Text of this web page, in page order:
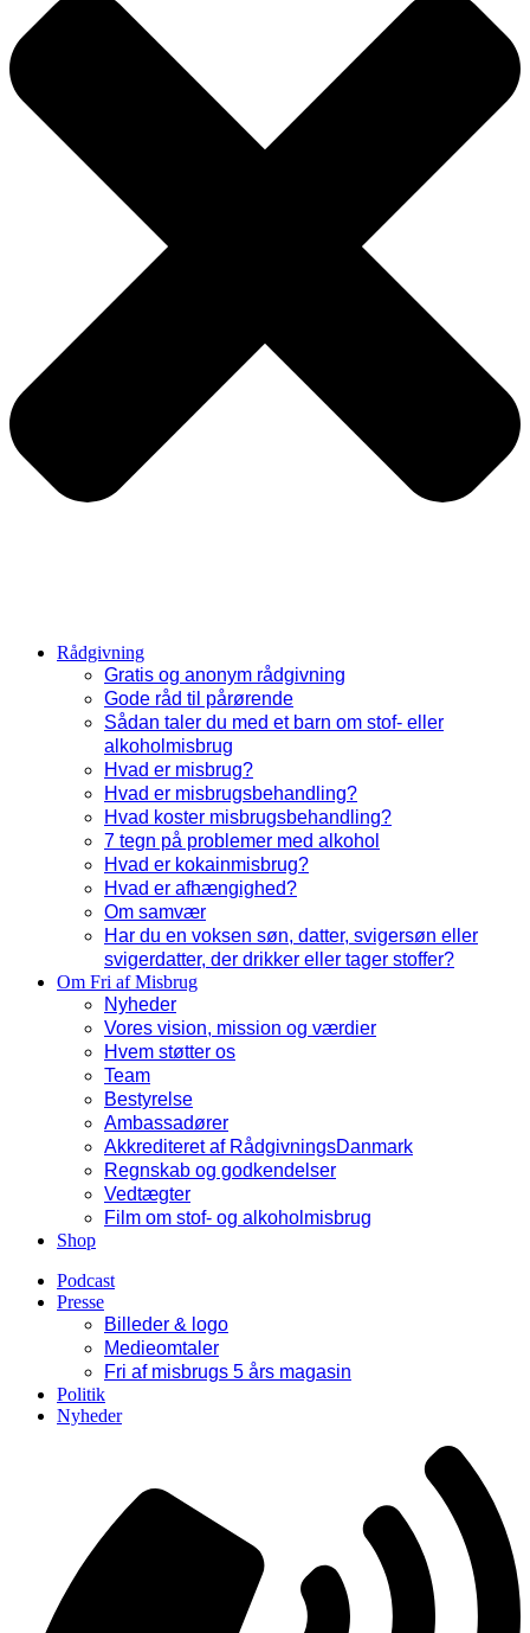
Rådgivning
Gratis og anonym rådgivning
Gode råd til pårørende
Sådan taler du med et barn om stof- eller
alkoholmisbrug
Hvad er misbrug?
Hvad er misbrugsbehandling?
Hvad koster misbrugsbehandling?
7 tegn på problemer med alkohol
Hvad er kokainmisbrug?
Hvad er afhængighed?
Om samvær
Har du en voksen søn, datter, svigersøn eller
svigerdatter, der drikker eller tager stoffer?
Om Fri af Misbrug
Nyheder
Vores vision, mission og værdier
Hvem støtter os
Team
Bestyrelse
Ambassadører
Akkrediteret af RådgivningsDanmark
Regnskab og godkendelser
Vedtægter
Film om stof- og alkoholmisbrug
Shop
Podcast
Presse
Billeder & logo
Medieomtaler
Fri af misbrugs 5 års magasin
Politik
Nyheder